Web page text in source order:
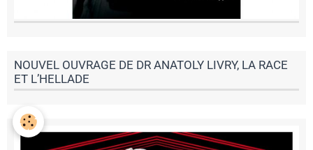
NOUVEL OUVRAGE DE DR ANATOLY LIVRY, LA RACE
ET L’HELLADE